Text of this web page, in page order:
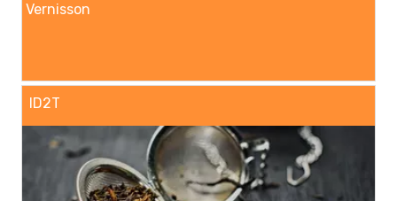
Vernisson
ID2T